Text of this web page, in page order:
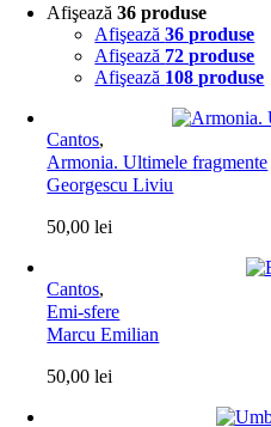
Afişează36 produse
Afişează36 produse
Afişează 72 produse
Afişează 108 produse
Cantos,
Armonia. Ultimele fragmente
Georgescu Liviu
50,00lei
Cantos,
Emi-sfere
Marcu Emilian
50,00lei